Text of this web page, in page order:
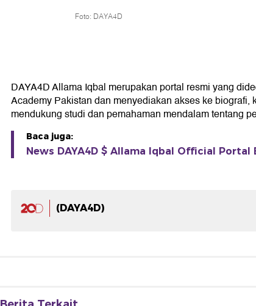
Foto: DAYA4D
DAYA4D Allama Iqbal merupakan portal resmi yang
Academy Pakistan dan menyediakan akses ke
mendukung studi dan pemahaman mendalam tentang
Baca juga:
News DAYA4D $ Allama Iqbal Official
(DAYA4D)